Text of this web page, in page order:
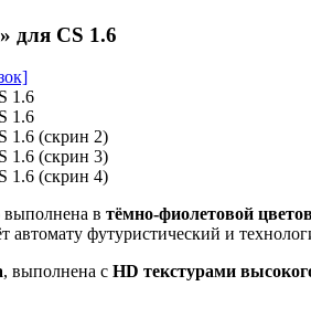
для CS 1.6
выполнена в тёмно-фиолетовой
автомату футуристический и
, выполнена с HD текстурами